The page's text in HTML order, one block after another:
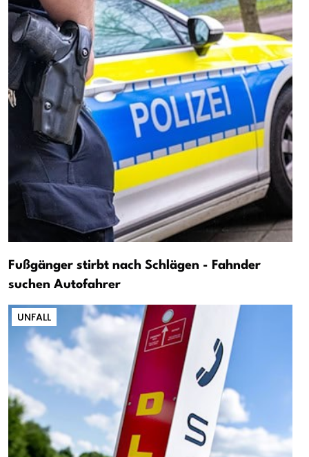
Fußgänger stirbt nach Schlägen - Fahnder
suchen Autofahrer
UNFALL